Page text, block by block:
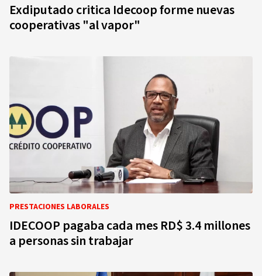
Exdiputado critica Idecoop forme nuevas
cooperativas "al vapor"
PRESTACIONES LABORALES
IDECOOP pagaba cada mes RD$ 3.4 millones
a personas sin trabajar